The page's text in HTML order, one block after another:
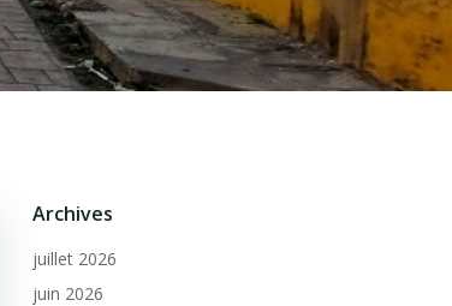
Archives
juillet 2026
juin 2026